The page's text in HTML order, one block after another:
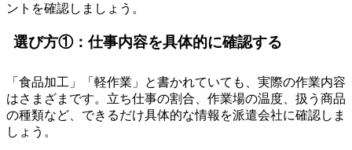
ントを確認しましょう。
選び方①：仕事内容を具体的に確認する
「食品加工」「軽作業」と書かれていても、実際の作業内容
はさまざまです。立ち仕事の割合、作業場の温度、扱う商品
の種類など、できるだけ具体的な情報を派遣会社に確認しま
しょう。